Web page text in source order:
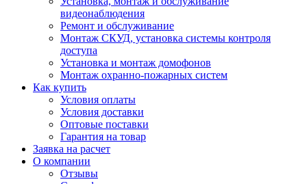
видеонаблюдения
Ремонт и обслуживание
Монтаж СКУД, установка системы контроля
доступа
Установка и монтаж домофонов
Монтаж охранно-пожарных систем
Как купить
Условия оплаты
Условия доставки
Оптовые поставки
Гарантия на товар
Заявка на расчет
О компании
Отзывы